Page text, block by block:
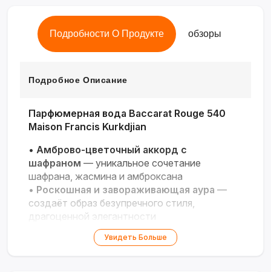
Подробности О Продукте обзоры
Подробное Описание
Парфюмерная вода Baccarat Rouge 540
Maison Francis Kurkdjian
• Амброво-цветочный аккорд с
шафраном — уникальное сочетание
шафрана, жасмина и амброксана
• Роскошная и завораживающая аура —
создаёт образ безупречного стиля,
драгоценной элегантности
Высокая стойкость и шлейф
до 12 часов, окутывая тёплым, объёмным
Увидеть Больше